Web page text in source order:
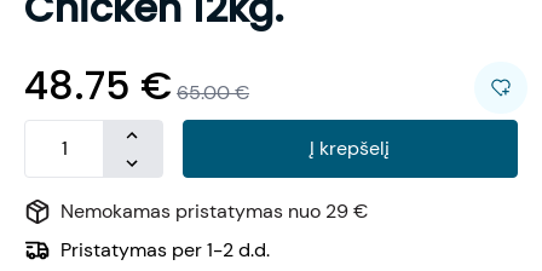
48.75 € 65.00€
Į krepšelį
Nemokamas pristatymas nuo 29 €
Pristatymas per 1-2 d.d.